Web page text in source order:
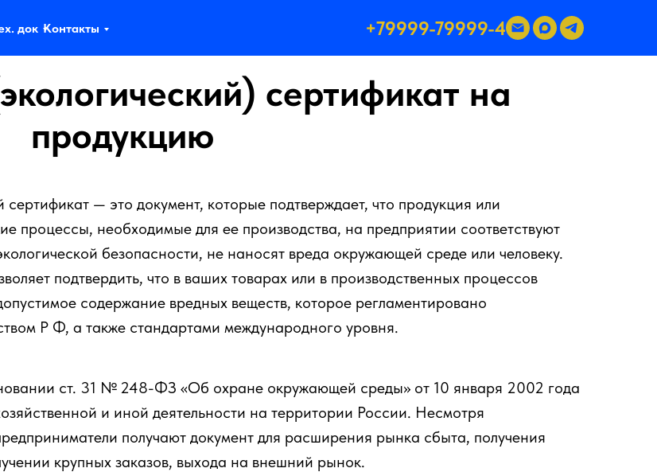
док Контакты +79999-79999-4
сертификат на
продукцию
сертификат — это документ, которые подтверждает, что продукция или
процессы, необходимые для ее производства, на предприятии соответствуют
безопасности, не наносят вреда окружающей среде или человеку.
подтвердить, что в ваших товарах или в производственных процессов
содержание вредных веществ, которое регламентировано
Р Ф, а также стандартами международного уровня.
ст. 31 № 248-ФЗ «Об охране окружающей среды» от 10 января 2002 года
и иной деятельности на территории России. Несмотря
получают документ для расширения рынка сбыта, получения
крупных заказов, выхода на внешний рынок.